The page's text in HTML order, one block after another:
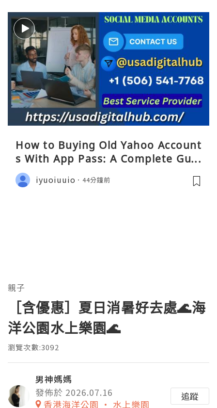
How to Buying Old Yahoo Account
s With App Pass: A Complete Guid
e
iyuoiuuio 44分鐘前
親子
［含優惠］夏日消暑好去處🌊海
洋公園水上樂園🌊
瀏覽次數:3092
男神媽媽
發佈於 2026.07.16
香港海洋公園 ‧ 水上樂園
追蹤